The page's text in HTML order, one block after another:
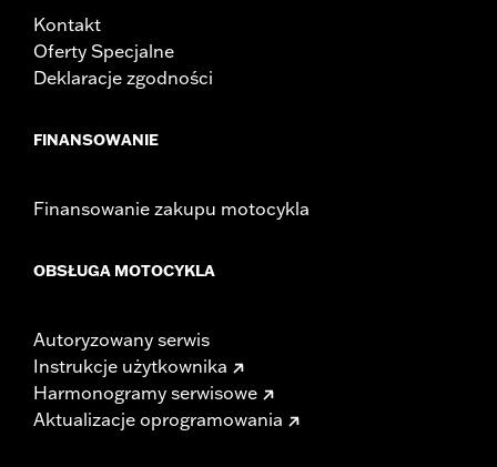
Kontakt
Oferty Specjalne
Deklaracje zgodności
FINANSOWANIE
Finansowanie zakupu motocykla
OBSŁUGA MOTOCYKLA
Autoryzowany serwis
Instrukcje użytkownika
Harmonogramy serwisowe
Aktualizacje oprogramowania